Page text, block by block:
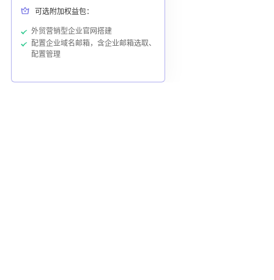
可选附加权益包：
外贸营销型企业官网搭建
配置企业域名邮箱，含企业邮箱选取、
配置管理